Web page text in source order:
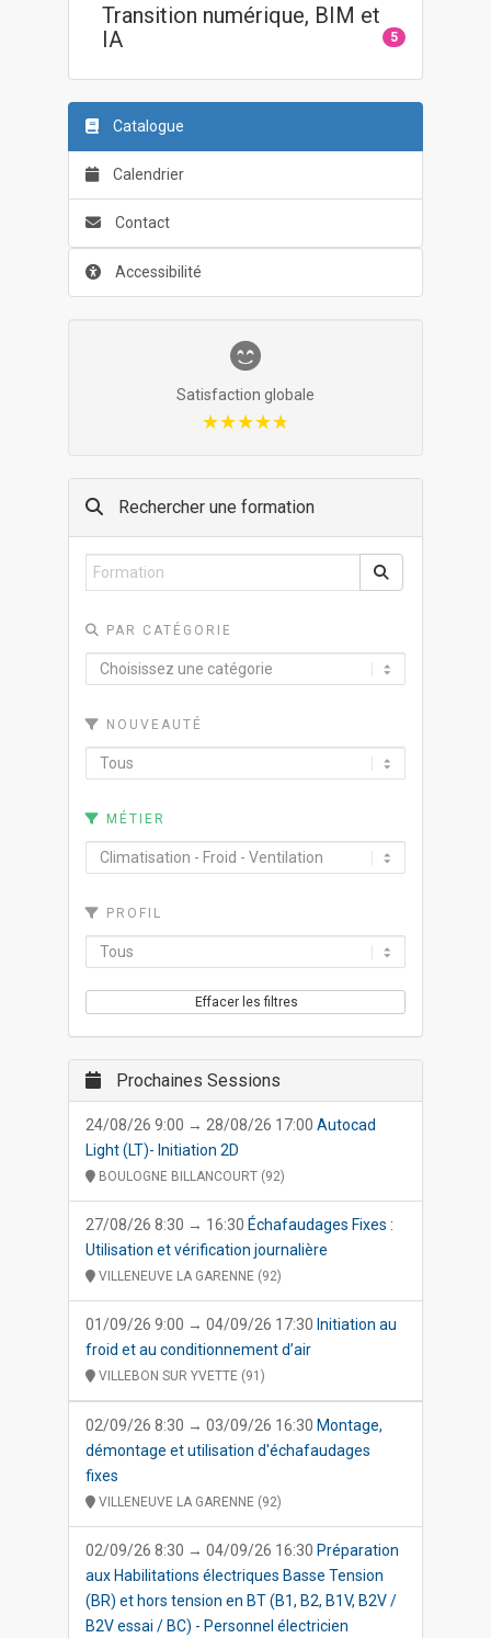
Transition numérique, BIM et
IA
5
Catalogue
Calendrier
Contact
Accessibilité
Satisfaction globale
★★★★★
★★★★★
Rechercher une formation
PAR CATÉGORIE
NOUVEAUTÉ
MÉTIER
PROFIL
Effacer les filtres
Prochaines Sessions
24/08/26 9:00 → 28/08/26 17:00Autocad
Light (LT)- Initiation 2D
BOULOGNE BILLANCOURT (92)
27/08/26 8:30 → 16:30 Échafaudages Fixes :
Utilisation et vérification journalière
VILLENEUVE LA GARENNE (92)
01/09/26 9:00 → 04/09/26 17:30 Initiation au
froid et au conditionnement d’air
VILLEBON SUR YVETTE (91)
02/09/26 8:30 → 03/09/26 16:30 Montage,
démontage et utilisation d'échafaudages
fixes
VILLENEUVE LA GARENNE (92)
02/09/26 8:30 → 04/09/26 16:30 Préparation
aux Habilitations électriques Basse Tension
(BR) et hors tension en BT (B1, B2, B1V, B2V /
B2V essai / BC) - Personnel électricien